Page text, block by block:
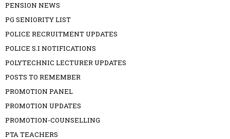
PENSION NEWS
PG SENIORITY LIST
POLICE RECRUITMENT UPDATES
POLICE S.I NOTIFICATIONS
POLYTECHNIC LECTURER UPDATES
POSTS TO REMEMBER
PROMOTION PANEL
PROMOTION UPDATES
PROMOTION-COUNSELLING
PTA TEACHERS